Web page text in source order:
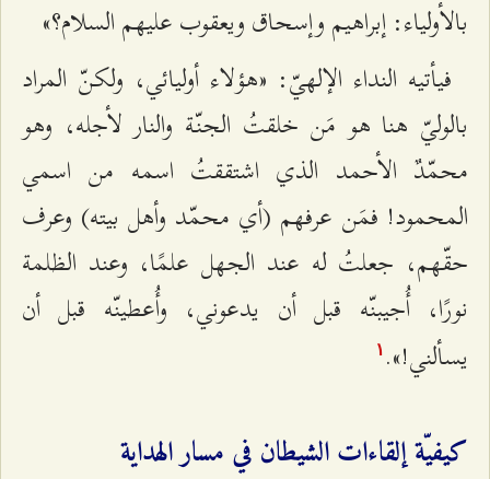
بالأولياء: إبراهيم وإسحاق ويعقوب عليهم السلام؟»
فيأتيه النداء الإلهيّ: «هؤلاء أوليائي، ولكنّ المراد
بالوليّ هنا هو مَن خلقتُ الجنّة والنار لأجله، وهو
محمّدٌ الأحمد الذي اشتققتُ اسمه من اسمي
المحمود! فمَن عرفهم (أي محمّد وأهل بيته) وعرف
حقّهم، جعلتُ له عند الجهل علمًا، وعند الظلمة
نورًا، أُجيبنّه قبل أن يدعوني، وأُعطينّه قبل أن
يسألني!». ۱
كيفيّة إلقاءات الشيطان في مسار الهداية